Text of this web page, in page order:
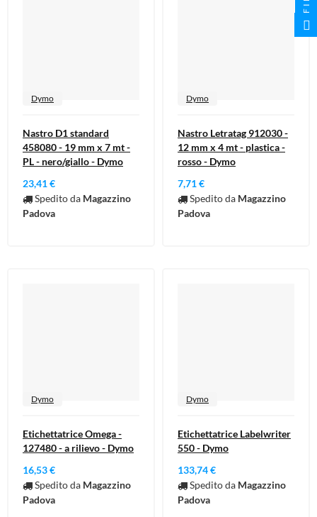
Dymo
Nastro D1 standard
458080 - 19 mm x 7 mt -
PL - nero/giallo - Dymo
23,41 €
Spedito da Magazzino
Padova
Dymo
Nastro Letratag 912030 -
12 mm x 4 mt - plastica -
rosso - Dymo
7,71 €
Spedito da Magazzino
Padova
Dymo
Etichettatrice Omega -
127480 - a rilievo - Dymo
16,53 €
Spedito da Magazzino
Padova
Dymo
Etichettatrice Labelwriter
550 - Dymo
133,74 €
Spedito da Magazzino
Padova